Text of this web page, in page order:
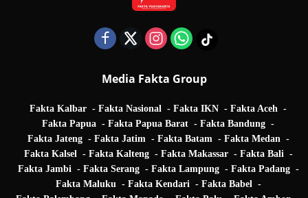
Media Fakta Group
Fakta Kalbar Fakta Nasional Fakta IKN
Fakta Aceh
Fakta Papua
Fakta Papua Barat
Fakta Bandung
Fakta Jateng
Fakta Jatim Fakta Batam
Fakta Medan
Fakta Kalsel
Fakta Kalteng Fakta Makassar
Fakta Bali
Fakta Jambi
Fakta Serang Fakta Lampung
Fakta Padang
Fakta Maluku
Fakta Kendari
Fakta Babel